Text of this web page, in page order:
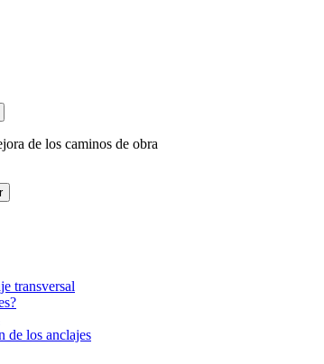
de los caminos de obra
transversal
de los anclajes